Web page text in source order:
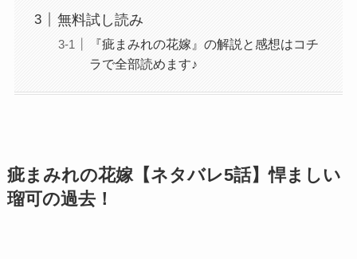
無料試し読み
『疵まみれの花嫁』の解説と感想はコチ
ラで全部読めます♪
疵まみれの花嫁【ネタバレ5話】悍ましい
瑠可の過去！